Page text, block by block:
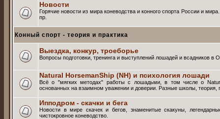
Новости
Горячие новости из мира коневодства и конного спорта России и
пр.
Конный спорт - теория и практика
Выездка, конкур, троеборье
Вопросы подготовки, тренинга и выступлений лошадей и всадников в
Natural HorsemanShip (NH) и психология лошади
Всё о "мягких методах" работы с лошадьми, в том числе о
основанных на взаимном уважении и доверии. Разные школы, теория,
Ипподром - скачки и бега
Новости в мире скачек и бегов, знаменитые скакуны,
чистокровное коневодство.